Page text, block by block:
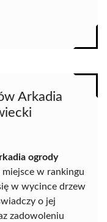
Arkadia
ogrody
miejsce w rankingu
w wycince drzew
o jej
zadowoleniu